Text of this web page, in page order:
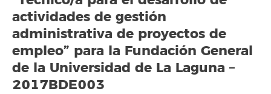
actividades de gestión
administrativa de proyectos de
empleo” para la Fundación General
de la Universidad de La Laguna –
2017BDE003